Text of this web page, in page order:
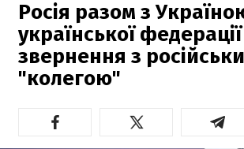
Росія разом з
української
звернення з
"колегою"